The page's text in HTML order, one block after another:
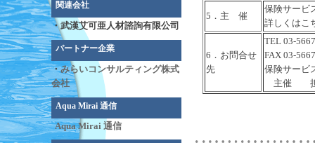
関連会社
・武漢艾可亜人材諮詢有限公司
パートナー企業
・みらいコンサルティング株式
会社
Aqua Mirai 通信
Aqua Mirai 通信
5．主 催
保険サービ
詳しくはこ
6．お問合せ
先
TEL 03-
FAX 03-
保険サービ
主催 担